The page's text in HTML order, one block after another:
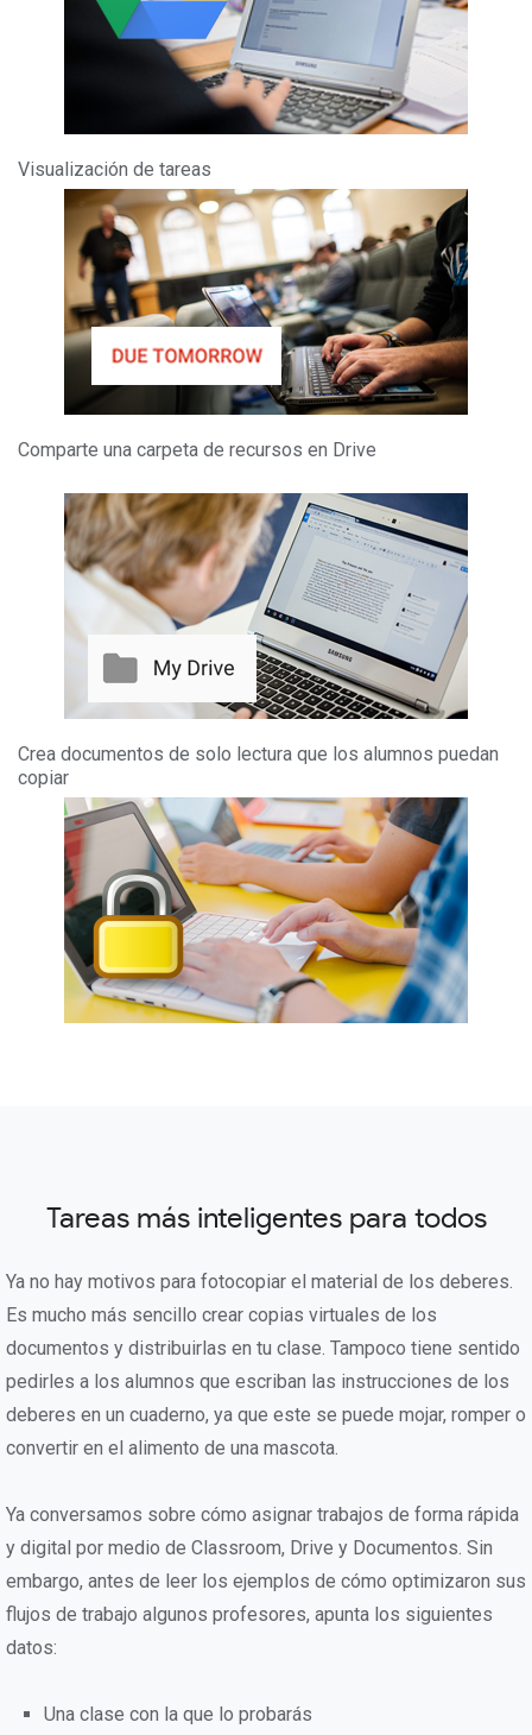
Visualización de tareas
Comparte una carpeta de recursos en Drive
Crea documentos de solo lectura que los alumnos puedan
copiar
Tareas más inteligentes para todos
Ya no hay motivos para fotocopiar el material de los deberes.
Es mucho más sencillo crear copias virtuales de los
documentos y distribuirlas en tu clase. Tampoco tiene sentido
pedirles a los alumnos que escriban las instrucciones de los
deberes en un cuaderno, ya que este se puede mojar, romper o
convertir en el alimento de una mascota.
Ya conversamos sobre cómo asignar trabajos de forma rápida
y digital por medio de Classroom, Drive y Documentos. Sin
embargo, antes de leer los ejemplos de cómo optimizaron sus
flujos de trabajo algunos profesores, apunta los siguientes
datos:
Una clase con la que lo probarás